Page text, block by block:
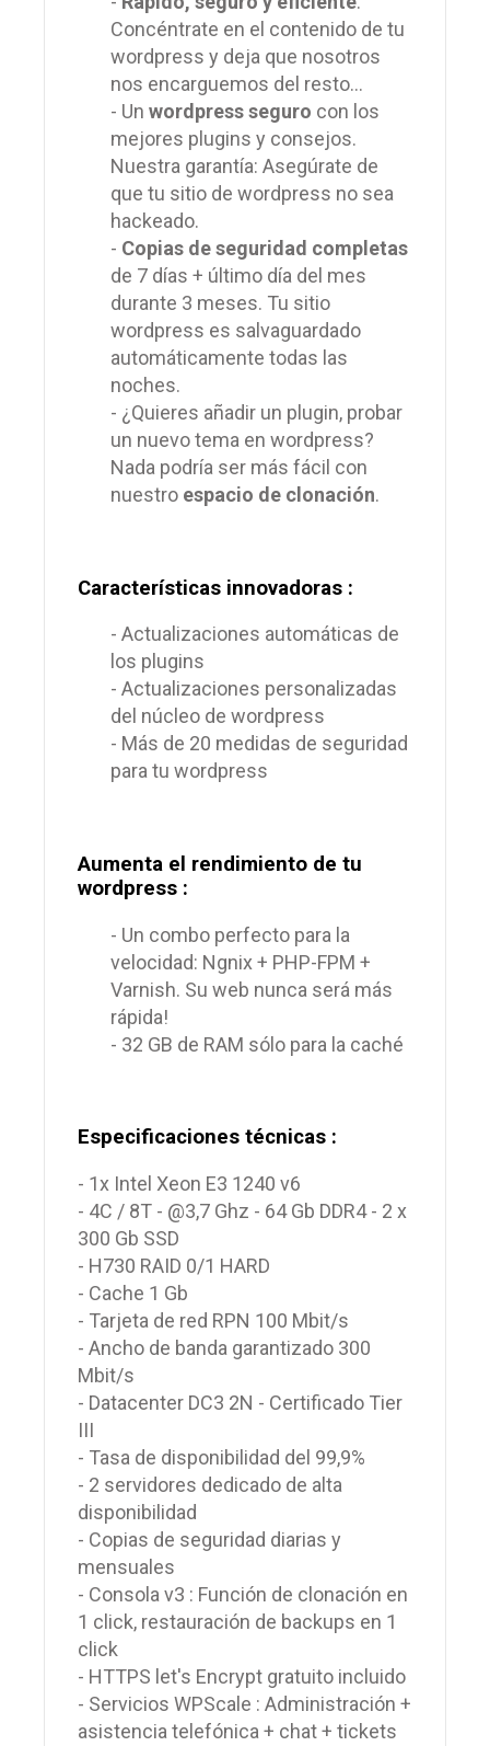
Concéntrate en el contenido de tu
wordpress y deja que nosotros
nos encarguemos del resto...
- Un wordpress seguro con los
mejores plugins y consejos.
Nuestra garantía: Asegúrate de
que tu sitio de wordpress no sea
hackeado.
- Copias de seguridad completas
de 7 días + último día del mes
durante 3 meses. Tu sitio
wordpress es salvaguardado
automáticamente todas las
noches.
- ¿Quieres añadir un plugin, probar
un nuevo tema en wordpress?
Nada podría ser más fácil con
nuestro espacio de clonación.
Características innovadoras :
- Actualizaciones automáticas de
los plugins
- Actualizaciones personalizadas
del núcleo de wordpress
- Más de 20 medidas de seguridad
para tu wordpress
Aumenta el rendimiento de tu
wordpress :
- Un combo perfecto para la
velocidad: Ngnix + PHP-FPM +
Varnish. Su web nunca será más
rápida!
- 32 GB de RAM sólo para la caché
Especificaciones técnicas :
- 1x Intel Xeon E3 1240 v6
- 4C / 8T - @3,7 Ghz - 64 Gb DDR4 - 2 x
300 Gb SSD
- H730 RAID 0/1 HARD
- Cache 1 Gb
- Tarjeta de red RPN 100 Mbit/s
- Ancho de banda garantizado 300
Mbit/s
- Datacenter DC3 2N - Certificado Tier
III
- Tasa de disponibilidad del 99,9%
- 2 servidores dedicado de alta
disponibilidad
- Copias de seguridad diarias y
mensuales
- Consola v3 : Función de clonación en
1 click, restauración de backups en 1
click
- HTTPS let's Encrypt gratuito incluido
- Servicios WPScale : Administración +
asistencia telefónica + chat + tickets